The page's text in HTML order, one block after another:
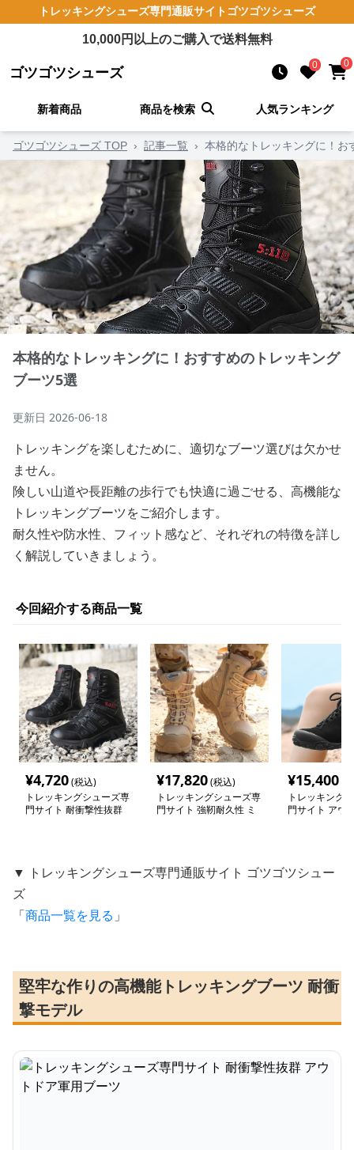
トレッキングシューズ専門通販サイト ゴツゴツシューズ
10,000円以上のご購入で送料無料
ゴツゴツシューズ 0 0
新着商品 商品を検索 人気ランキング
ゴツゴツシューズ TOP › 記事一覧 › 本格的なトレッキングに！お
本格的なトレッキングに！おすすめのトレッキング
ブーツ5選
更新日 2026-06-18
トレッキングを楽しむために、適切なブーツ選びは欠かせ
ません。
険しい山道や長距離の歩行でも快適に過ごせる、高機能な
トレッキングブーツをご紹介します。
耐久性や防水性、フィット感など、それぞれの特徴を詳し
く解説していきましょう。
今回紹介する商品一覧
¥4,720(税込)
トレッキングシューズ専
門サイト 耐衝撃性抜群
¥17,820(税込)
トレッキングシューズ専
門サイト 強靭耐久性 ミ
¥15,400
トレッキング
門サイト アウ
▼ トレッキングシューズ専門通販サイト ゴツゴツシュー
ズ
「商品一覧を見る 」
堅牢な作りの高機能トレッキングブーツ 耐衝
撃モデル